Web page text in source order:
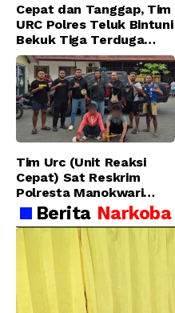
Cepat dan Tanggap, Tim
URC Polres Teluk Bintuni
Bekuk Tiga Terduga
Pelaku Pencurian di SMA
Sanawesen
Tim Urc (Unit Reaksi
Cepat) Sat Reskrim
Polresta Manokwari
Berhasil Tangkap 2
Pelaku Pengeroyokan di
Taman Ria kab.
Manokwari
Berita Narkoba